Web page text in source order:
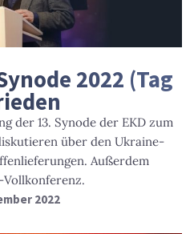
2022 (Tag
der 13. Synode der EKD zum
über den Ukraine-
Außerdem
Vollkonferenz.
2022